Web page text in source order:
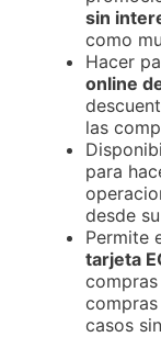
sin
como
Hacer
online
las
para
desde
Permite
tarjeta
casos